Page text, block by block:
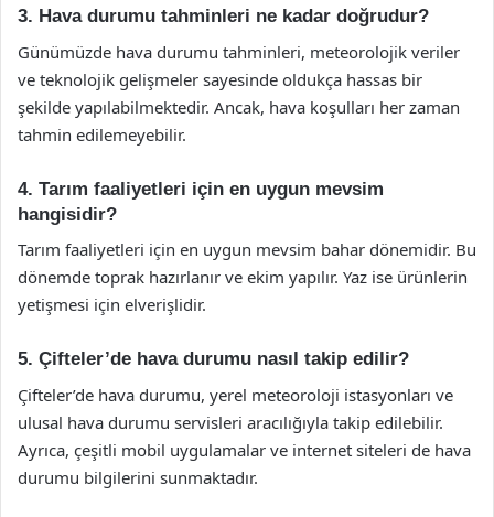
3. Hava durumu tahminleri ne kadar doğrudur?
Günümüzde hava durumu tahminleri, meteorolojik veriler
ve teknolojik gelişmeler sayesinde oldukça hassas bir
şekilde yapılabilmektedir. Ancak, hava koşulları her zaman
tahmin edilemeyebilir.
4. Tarım faaliyetleri için en uygun mevsim
hangisidir?
Tarım faaliyetleri için en uygun mevsim bahar dönemidir. Bu
dönemde toprak hazırlanır ve ekim yapılır. Yaz ise ürünlerin
yetişmesi için elverişlidir.
5. Çifteler’de hava durumu nasıl takip edilir?
Çifteler’de hava durumu, yerel meteoroloji istasyonları ve
ulusal hava durumu servisleri aracılığıyla takip edilebilir.
Ayrıca, çeşitli mobil uygulamalar ve internet siteleri de hava
durumu bilgilerini sunmaktadır.